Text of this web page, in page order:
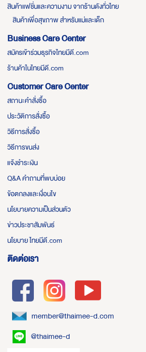
สินค้าแฟชั่นและความงาม จากร้านดังทั่วไทย
สินค้าเพื่อสุขภาพ สำหรับแม่และเด็ก
Business Care Center
สมัครเข้าร่วมธุรกิจไทยมีดี.com
ร้านค้าในไทยมีดี.com
Customer Care Center
สถานะคำสั่งซื้อ
ประวัติการสั่งซื้อ
วิธีการสั่งซื้อ
วิธีการขนส่ง
แจ้งชำระเงิน
Q&A คำถามที่พบบ่อย
ข้อตกลงและเงื่อนไข
นโยบายความเป็นส่วนตัว
ข่าวประชาสัมพันธ์
นโยบาย ไทยมีดี.com
ติดต่อเรา
member@thaimee-d.com
@thaimee-d